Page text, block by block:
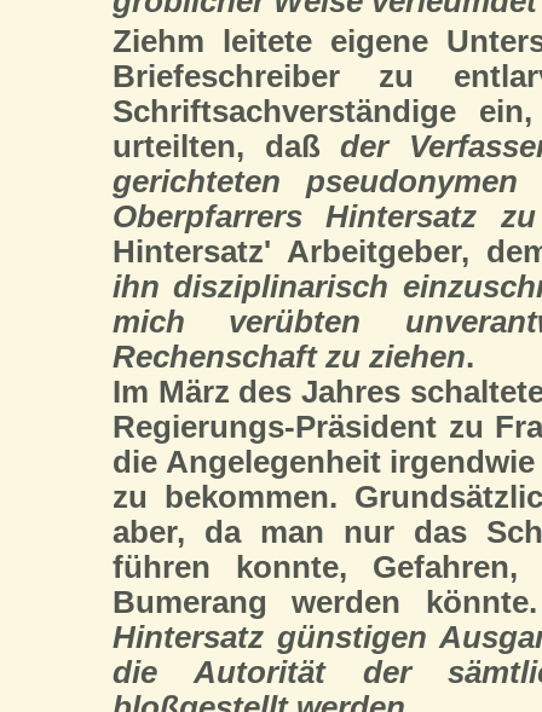
Ziehm leitete eigene
Briefeschreiber zu
Schriftsachverständige
urteilten, daßder
gerichteten
Oberpfarrers Hintersatz
Hintersatz' Arbeitgeber,
ihn disziplinarisch
mich verübten
Rechenschaft zu ziehen.
Im März des Jahres
Regierungs-Präsident zu
die Angelegenheit
zu bekommen.
aber, da man nur das
führen konnte,
Bumerang werden
Hintersatz günstigen
die Autorität der